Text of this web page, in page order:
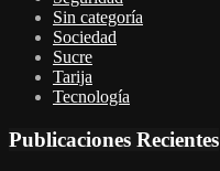
Sin categoría
Sociedad
Sucre
Tarija
Tecnología
Publicaciones Recientes